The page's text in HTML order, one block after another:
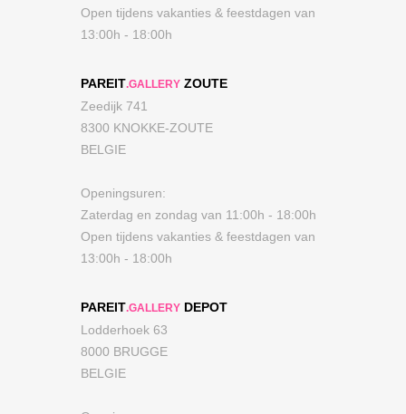
Open tijdens vakanties & feestdagen van
13:00h - 18:00h
PAREIT.GALLERY ZOUTE
Zeedijk 741
8300 KNOKKE-ZOUTE
BELGIE
Openingsuren:
Zaterdag en zondag van 11:00h - 18:00h
Open tijdens vakanties & feestdagen van
13:00h - 18:00h
PAREIT.GALLERY DEPOT
Lodderhoek 63
8000 BRUGGE
BELGIE